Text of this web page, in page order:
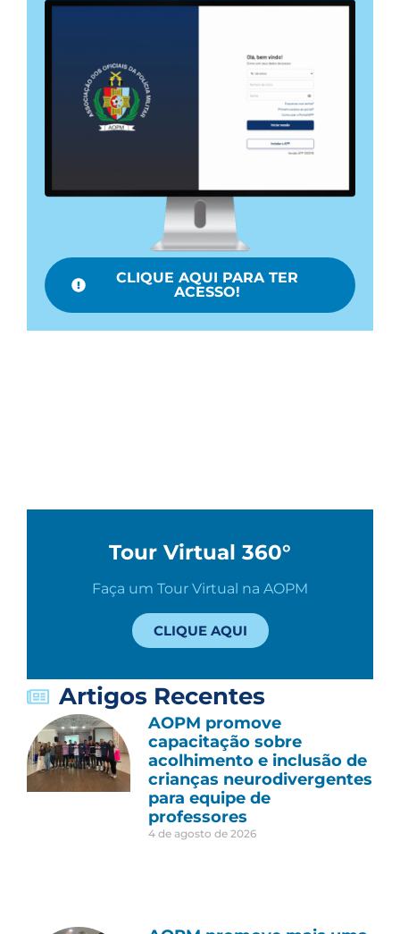
CLIQUE AQUI PARA TER
ACESSO!
Tour Virtual 360°
Faça um Tour Virtual na AOPM
CLIQUE AQUI
Artigos Recentes
AOPM promove
capacitação sobre
acolhimento e inclusão de
crianças neurodivergentes
para equipe de
professores
4 de agosto de 2026